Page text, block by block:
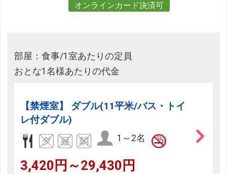
オンラインカード決済可
部屋：食事/1室あたりの定員
おとな1名様あたりの代金
【禁煙室】 ダブル(11平米/バス・トイ
レ付ダブル)
1～2名
3,420円～29,430円